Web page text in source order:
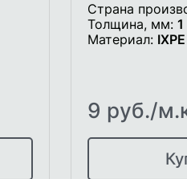
Страна
Толщина, мм: 1
Материал: IXPE
9 руб./